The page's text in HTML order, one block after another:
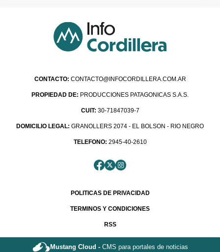
CONTACTO: CONTACTO@INFOCORDILLERA.COM.AR
PROPIEDAD DE: PRODUCCIONES PATAGONICAS S.A.S.
CUIT: 30-71847039-7
DOMICILIO LEGAL: GRANOLLERS 2074 - EL BOLSON - RIO NEGRO
TELEFONO: 2945-40-2610
POLITICAS DE PRIVACIDAD
TERMINOS Y CONDICIONES
RSS
Mustang Cloud -CMS para portales de noticias